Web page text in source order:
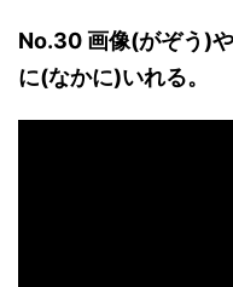
No.30 画像(がぞう)
に(なかに)いれる。